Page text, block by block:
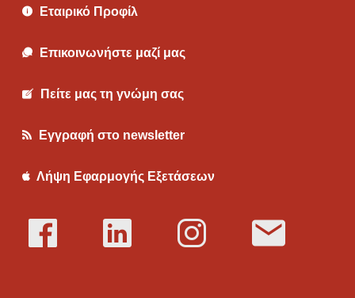
Εταιρικό Προφίλ
Επικοινωνήστε μαζί μας
Πείτε μας τη γνώμη σας
Εγγραφή στο newsletter
Λήψη Εφαρμογής Εξετάσεων